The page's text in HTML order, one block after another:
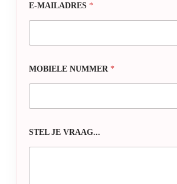
E-MAILADRES*
MOBIELE NUMMER*
STEL JE VRAAG...